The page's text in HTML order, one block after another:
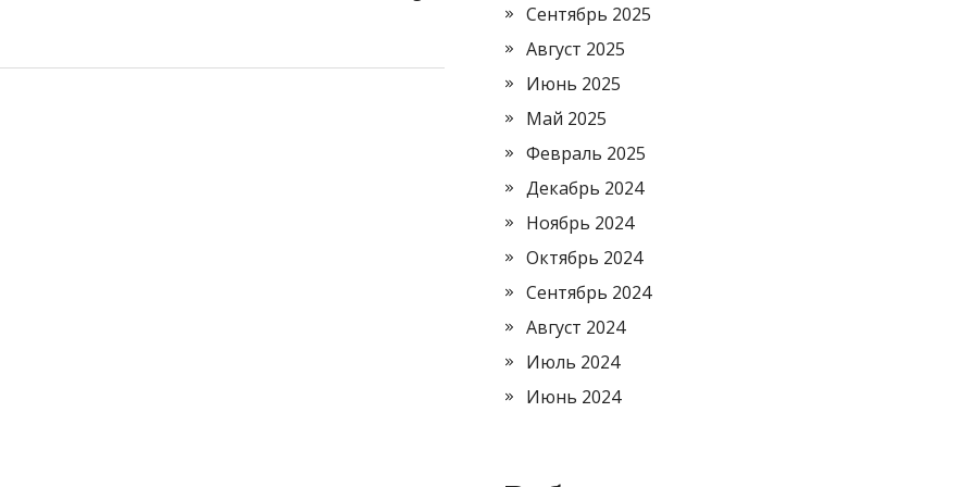
Сентябрь 2025
Август 2025
Июнь 2025
Май 2025
Февраль 2025
Декабрь 2024
Ноябрь 2024
Октябрь 2024
Сентябрь 2024
Август 2024
Июль 2024
Июнь 2024